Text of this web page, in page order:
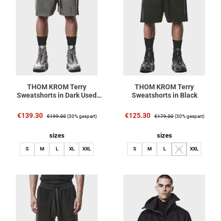
THOM KROM Terry
Sweatshorts in Dark Used
Verkaufspreis:
€139.30 Regulärer Preis:
€199.00 (30% gespart)
sizesauswählen
S M L XL XXL
THOM KROM Terry
Sweatshorts in Black
Verkaufspreis:
€125.30 Regulärer Preis:
€179.00 (30% gespart)
sizesauswählen
S M L XL
(Diese Option ist
XXL